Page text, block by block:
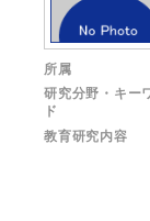
所属
研究分野・キー
ド
教育研究内容